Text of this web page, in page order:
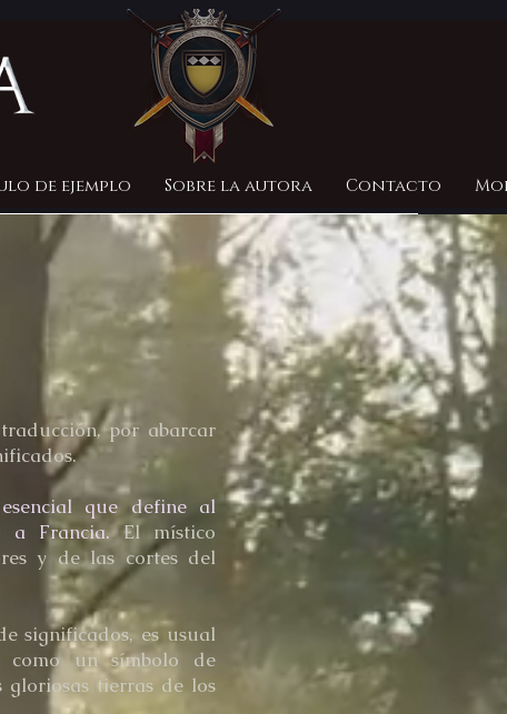
de ejemplo Sobre la autora Contacto
por abarcar
que define al
a Francia.El místico
y de las cortes del
significados, es usual
un símbolo de
tierras de los